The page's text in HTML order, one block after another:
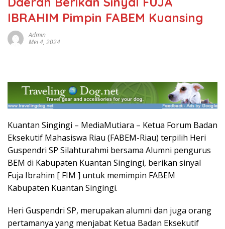
IBRAHIM Pimpin FABEM Kuansing
Admin
Mei 4, 2024
Kuantan Singingi – MediaMutiara – Ketua Forum Badan
Eksekutif Mahasiswa Riau (FABEM-Riau) terpilih Heri
Guspendri SP Silahturahmi bersama Alumni pengurus
BEM di Kabupaten Kuantan Singingi, berikan sinyal
Fuja Ibrahim [ FIM ] untuk memimpin FABEM
Kabupaten Kuantan Singingi.
Heri Guspendri SP, merupakan alumni dan juga orang
pertamanya yang menjabat Ketua Badan Eksekutif